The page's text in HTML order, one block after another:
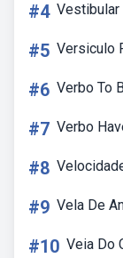
#4 Vestibular
#5 Versiculo
#6 Verbo To
#7 Verbo
#8
#9 Vela De
#10 Veia Do